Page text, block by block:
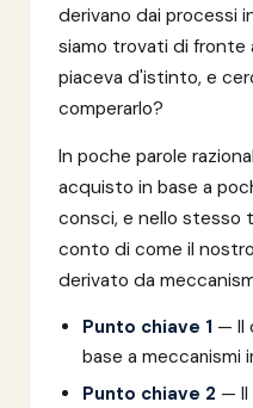
derivano dai processi
siamo trovati di
piaceva d'istinto, e
comperarlo?
In poche parole
acquisto in base a
consci, e nello stesso
conto di come il
derivato da
Punto chiave 1 — Il
base a meccanismi
Punto chiave 2 — Il